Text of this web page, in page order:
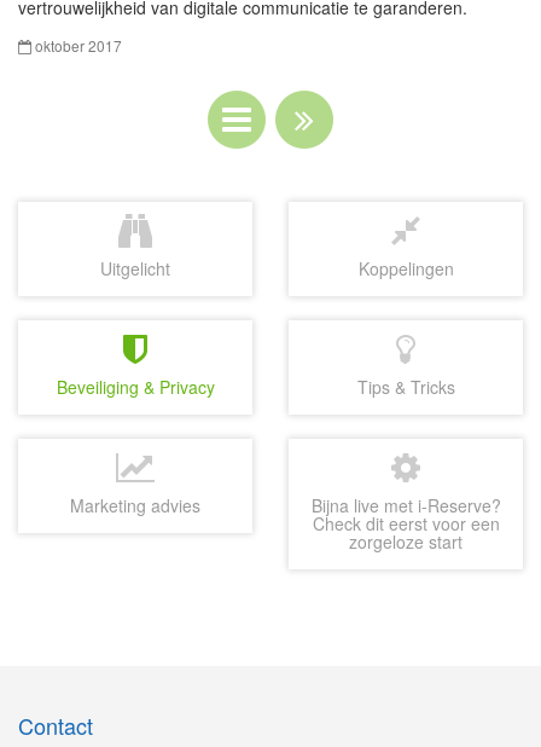
vertrouwelijkheid van digitale communicatie te garanderen.
oktober 2017
Uitgelicht Koppelingen
Beveiliging & Privacy Tips & Tricks
Marketing advies Bijna live met i-Reserve?
Check dit eerst voor een
zorgeloze start
Contact